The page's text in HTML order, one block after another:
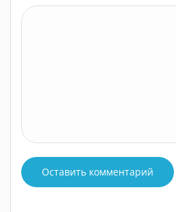
Оставить комментарий